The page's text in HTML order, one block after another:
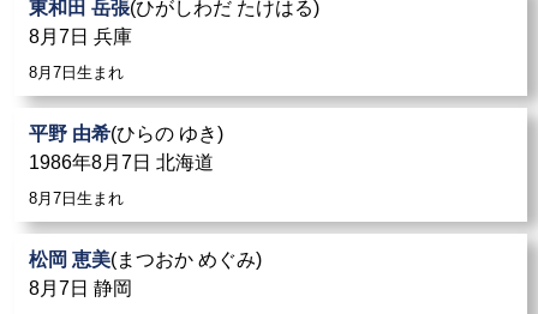
東和田 岳張(ひがしわだ たけはる)
8月7日 兵庫
8月7日生まれ
平野 由希(ひらの ゆき)
1986年8月7日 北海道
8月7日生まれ
松岡 恵美(まつおか めぐみ)
8月7日 静岡